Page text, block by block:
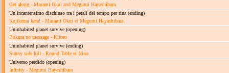
Get along - Masami Okui and Megumi Hayashibara
Un incantensimo dischiuso tra i petali del tempo per rina (ending)
Kujikenai kara! - Masami Okui et Megumi Hayashibara
Uninhabited planet survive (opening)
Bokura no message - Kiroro
Uninhabited planet survive (ending)
Sunny side hill - Round Table et Nino
Universo perdido (opening)
Infinity - Megumi Hayashibara